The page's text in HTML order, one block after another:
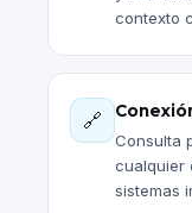
contexto
🔗
Consulta
cualquier
sistemas